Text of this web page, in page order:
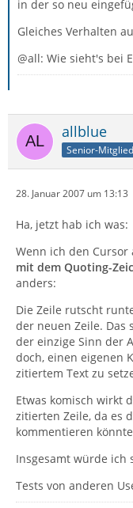
in der so neu
Gleiches Verhalten
@all: Wie sieht's bei
allblue
Senior-Mitglied
28. Januar 2007 um 13:13
Ha, jetzt hab ich was:
Wenn ich den Cursor
mit dem Quoting-
anders:
Die Zeile rutscht
der neuen Zeile. Das
der einzige Sinn der
doch, einen eigenen
zitiertem Text zu
Etwas komisch wirkt
zitierten Zeile, da es
kommentieren
Insgesamt würde ich
Tests von anderen